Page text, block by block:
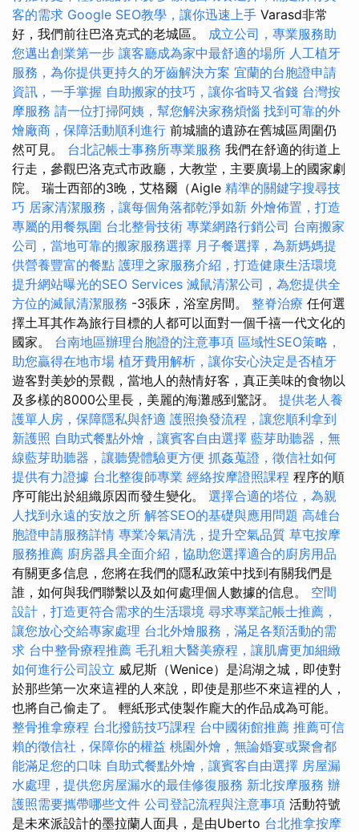
客的需求 Google SEO教學，讓你迅速上手 Varasd非常
好，我們前往巴洛克式的老城區。 成立公司，專業服務助
您邁出創業第一步 讓客廳成為家中最舒適的場所 人工植牙
服務，為你提供更持久的牙齒解決方案 宜蘭的台胞證申請
資訊，一手掌握 自助搬家的技巧，讓你省時又省錢 台灣按
摩服務 請一位打掃阿姨，幫您解決家務煩惱 找到可靠的外
燴廠商，保障活動順利進行 前城牆的遺跡在舊城區周圍仍
然可見。 台北記帳士事務所專業服務 我們在舒適的街道上
行走，參觀巴洛克式市政廳，大教堂，主要廣場上的國家劇
院。 瑞士西部的3晚，艾格爾（Aigle 精準的關鍵字搜尋技
巧 居家清潔服務，讓每個角落都乾淨如新 外燴佈置，打造
專屬的用餐氛圍 台北整骨技術 專業網路行銷公司 台南搬家
公司，當地可靠的搬家服務選擇 月子餐選擇，為新媽媽提
供營養豐富的餐點 護理之家服務介紹，打造健康生活環境
提升網站曝光的SEO Services 滅鼠清潔公司，為您提供全
方位的滅鼠清潔服務 -3張床，浴室房間。 整脊治療 任何選
擇土耳其作為旅行目標的人都可以面對一個千禧一代文化的
國家。 台南地區辦理台胞證的注意事項 區域性SEO策略，
助您贏得在地市場 植牙費用解析，讓你安心決定是否植牙
遊客對美妙的景觀，當地人的熱情好客，真正美味的食物以
及多樣的8000公里長，美麗的海灘感到驚訝。 提供老人養
護單人房，保障隱私與舒適 護照換發流程，讓您順利拿到
新護照 自助式餐點外燴，讓賓客自由選擇 藍芽助聽器，無
線藍芽助聽器，讓聽覺體驗更方便 抓姦蒐證，徵信社如何
提供有力證據 台北整復師專業 經絡按摩證照課程 程序的順
序可能出於組織原因而發生變化。 選擇合適的塔位，為親
人找到永遠的安放之所 解答SEO的基礎與應用問題 高雄台
胞證申請服務詳情 專業冷氣清洗，提升空氣品質 草屯按摩
服務推薦 廚房器具全面介紹，協助您選擇適合的廚房用品
有關更多信息，您將在我們的隱私政策中找到有關我們是
誰，如何與我們聯繫以及如何處理個人數據的信息。 空間
設計，打造更符合需求的生活環境 尋求專業記帳士推薦，
讓您放心交給專家處理 台北外燴服務，滿足各類活動的需
求 台中整骨療程推薦 毛孔粗大醫美療程，讓肌膚更加細緻
如何進行公司設立 威尼斯（Wenice）是潟湖之城，即使對
於那些第一次來這裡的人來說，即使是那些不來這裡的人，
也將自己偷走了。 輕紙形式使製作龐大的作品成為可能。
整骨推拿療程 台北撥筋技巧課程 台中國術館推薦 推薦可信
賴的徵信社，保障你的權益 桃園外燴，無論婚宴或聚會都
能滿足您的口味 自助式餐點外燴，讓賓客自由選擇 房屋漏
水處理，提供您房屋漏水的最佳修復服務 新北按摩服務 辦
護照需要攜帶哪些文件 公司登記流程與注意事項 活動符號
是未來派設計的墨拉蘭人面具，是由Uberto 台北推拿按摩